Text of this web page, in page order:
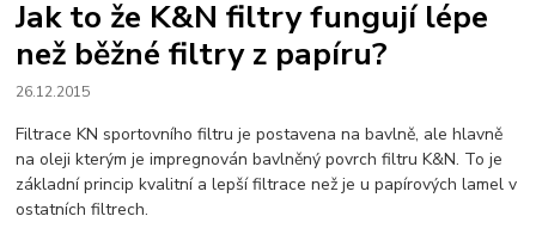
Jak to že K&N filtry fungují lépe
než běžné filtry z papíru?
26.12.2015
Filtrace KN sportovního filtru je postavena na bavlně, ale hlavně
na oleji kterým je impregnován bavlněný povrch filtru K&N. To je
základní princip kvalitní a lepší filtrace než je u papírových lamel v
ostatních filtrech.